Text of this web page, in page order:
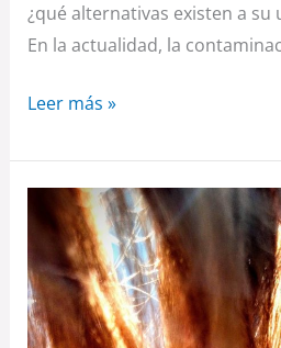
¿qué alternativas existen a su
En la actualidad, la
Leer más »
deja
realmente
calvos
el